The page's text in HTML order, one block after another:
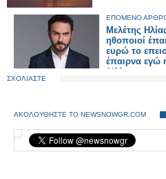
ΕΠΟΜΕΝΟ
Μελέτης
ηθοποιοί
ευρώ το
έπαιρνα εγώ
1/20
ΣΧΟΛΙΑΣΤΕ
ΑΚΟΛΟΥΘΗΣΤΕ ΤΟ NEWSNOWGR.COM